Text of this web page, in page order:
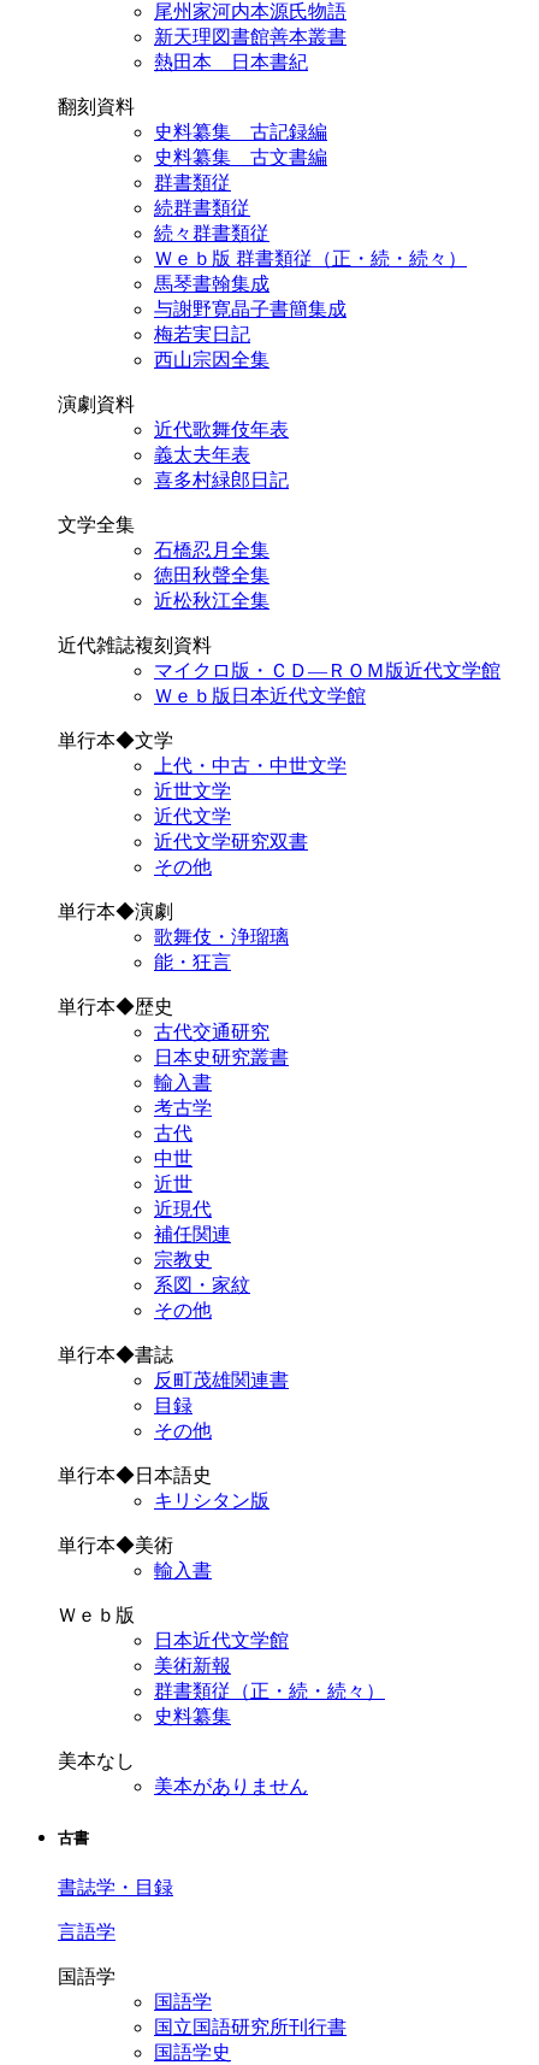
尾州家河内本源氏物語
新天理図書館善本叢書
熱田本 日本書紀
翻刻資料
史料纂集 古記録編
史料纂集 古文書編
群書類従
続群書類従
続々群書類従
Ｗｅｂ版 群書類従（正・続・続々）
馬琴書翰集成
与謝野寛晶子書簡集成
梅若実日記
西山宗因全集
演劇資料
近代歌舞伎年表
義太夫年表
喜多村緑郎日記
文学全集
石橋忍月全集
徳田秋聲全集
近松秋江全集
近代雑誌複刻資料
マイクロ版・ＣＤ―ＲＯＭ版近代文学館
Ｗｅｂ版日本近代文学館
単行本◆文学
上代・中古・中世文学
近世文学
近代文学
近代文学研究双書
その他
単行本◆演劇
歌舞伎・浄瑠璃
能・狂言
単行本◆歴史
古代交通研究
日本史研究叢書
輸入書
考古学
古代
中世
近世
近現代
補任関連
宗教史
系図・家紋
その他
単行本◆書誌
反町茂雄関連書
目録
その他
単行本◆日本語史
キリシタン版
単行本◆美術
輸入書
Ｗｅｂ版
日本近代文学館
美術新報
群書類従（正・続・続々）
史料纂集
美本なし
美本がありません
古書
書誌学・目録
言語学
国語学
国語学
国立国語研究所刊行書
国語学史